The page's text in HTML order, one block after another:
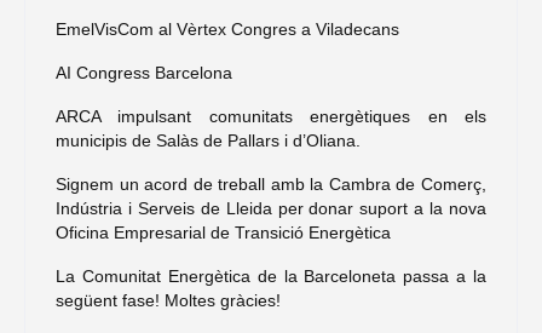
EmelVisCom al Vèrtex Congres a Viladecans
AI Congress Barcelona
ARCA impulsant comunitats energètiques en els
municipis de Salàs de Pallars i d’Oliana.
Signem un acord de treball amb la Cambra de Comerç,
Indústria i Serveis de Lleida per donar suport a la nova
Oficina Empresarial de Transició Energètica
La Comunitat Energètica de la Barceloneta passa a la
següent fase! Moltes gràcies!